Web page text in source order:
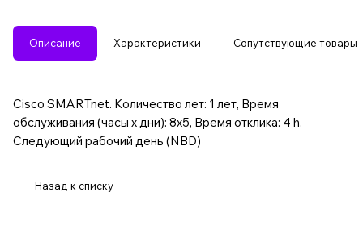
Описание Характеристики Сопутствующие товары
Cisco SMARTnet. Количество лет: 1 лет, Время
обслуживания (часы x дни): 8x5, Время отклика: 4 h,
Следующий рабочий день (NBD)
Назад к списку